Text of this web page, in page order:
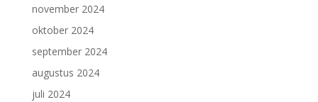
november 2024
oktober 2024
september 2024
augustus 2024
juli 2024